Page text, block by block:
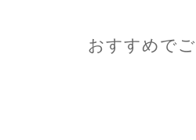
おすすめで